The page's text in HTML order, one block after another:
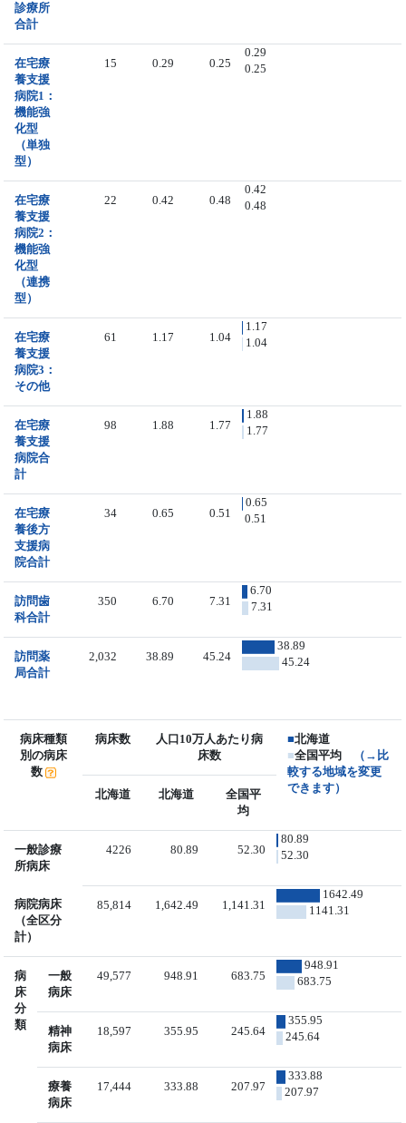
診療所
合計
在宅療
養支援
病院1：
機能強
化型
（単独
型）
15 0.29 0.25
0.29
0.25
在宅療
養支援
病院2：
機能強
化型
（連携
型）
22 0.42 0.48
0.42
0.48
在宅療
養支援
病院3：
その他
61 1.17 1.04
1.17
1.04
在宅療
養支援
病院合
計
98 1.88 1.77
1.88
1.77
在宅療
養後方
支援病
院合計
34 0.65 0.51
0.65
0.51
訪問歯
科合計
350 6.70 7.31
6.70
7.31
訪問薬
局合計
2,032 38.89 45.24
38.89
45.24
病床種類
別の病床
数
病床数
人口10万人あたり病
床数
■北海道
■全国平均
（→比
較する地域を変更
できます）
北海道 北海道
全国平
均
一般診療
所病床
4226 80.89 52.30
80.89
52.30
病院病床
（全区分
計）
85,814 1,642.49 1,141.31
1642.49
1141.31
病
床
分
類
一般
病床
49,577 948.91 683.75
948.91
683.75
精神
病床
18,597 355.95 245.64
355.95
245.64
療養
病床
17,444 333.88 207.97
333.88
207.97